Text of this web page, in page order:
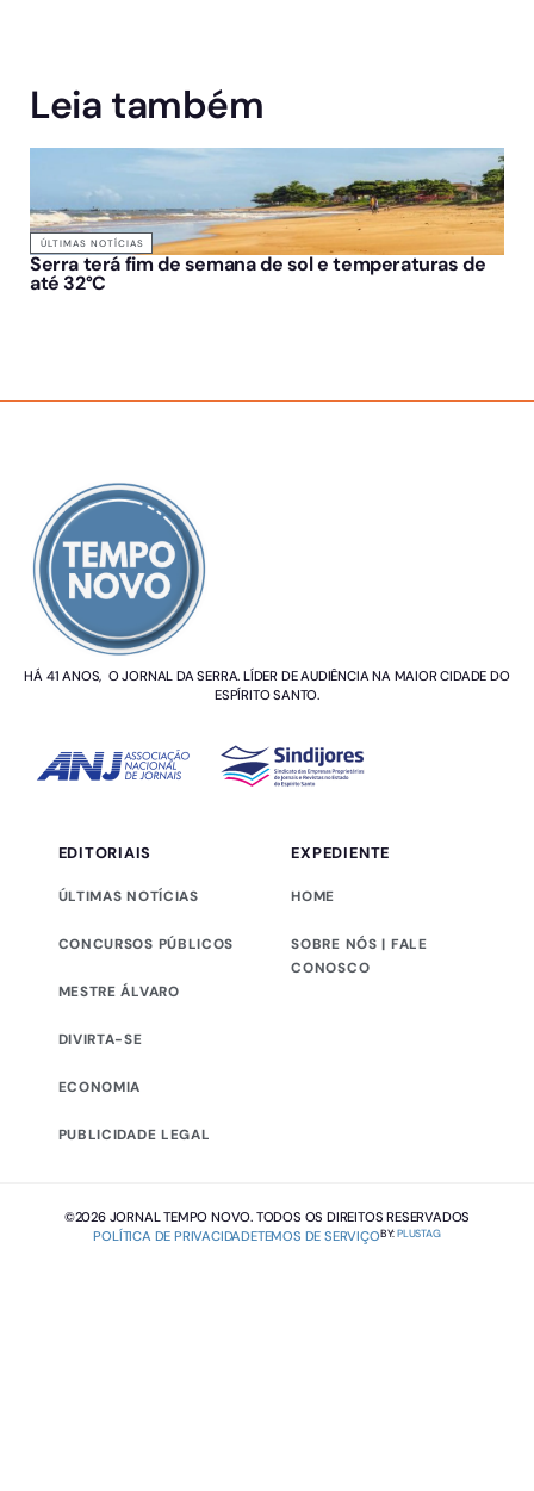
Leia também
ÚLTIMAS NOTÍCIAS
Serra terá fim de semana de sol e temperaturas de
até 32°C
HÁ 41 ANOS, O JORNAL DA SERRA. LÍDER DE AUDIÊNCIA NA MAIOR CIDADE DO
ESPÍRITO SANTO.
EDITORIAIS
ÚLTIMAS NOTÍCIAS
CONCURSOS PÚBLICOS
MESTRE ÁLVARO
DIVIRTA-SE
ECONOMIA
PUBLICIDADE LEGAL
EXPEDIENTE
HOME
SOBRE NÓS | FALE
CONOSCO
©2026 JORNAL TEMPO NOVO. TODOS OS DIREITOS RESERVADOS
POLÍTICA DE PRIVACIDADETEMOS DE SERVIÇOBY:PLUSTAG